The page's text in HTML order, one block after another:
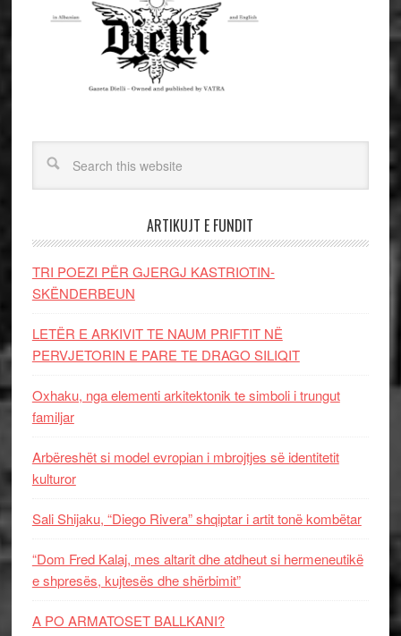
ARTIKUJT E FUNDIT
TRI POEZI PËR GJERGJ KASTRIOTIN-
SKËNDERBEUN
LETËR E ARKIVIT TE NAUM PRIFTIT NË
PERVJETORIN E PARE TE DRAGO SILIQIT
Oxhaku, nga elementi arkitektonik te simboli i trungut
familjar
Arbëreshët si model evropian i mbrojtjes së identitetit
kulturor
Sali Shijaku, “Diego Rivera” shqiptar i artit tonë kombëtar
“Dom Fred Kalaj, mes altarit dhe atdheut si hermeneutikë
e shpresës, kujtesës dhe shërbimit”
A PO ARMATOSET BALLKANI?